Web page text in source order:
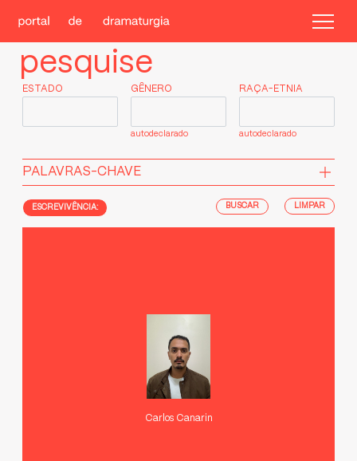
pesquise
ESTADO GÊNERO
autodeclarado
RAÇA-ETNIA
autodeclarado
PALAVRAS-CHAVE
ESCREVIVÊNCIA: LIMPAR
Carlos Canarin